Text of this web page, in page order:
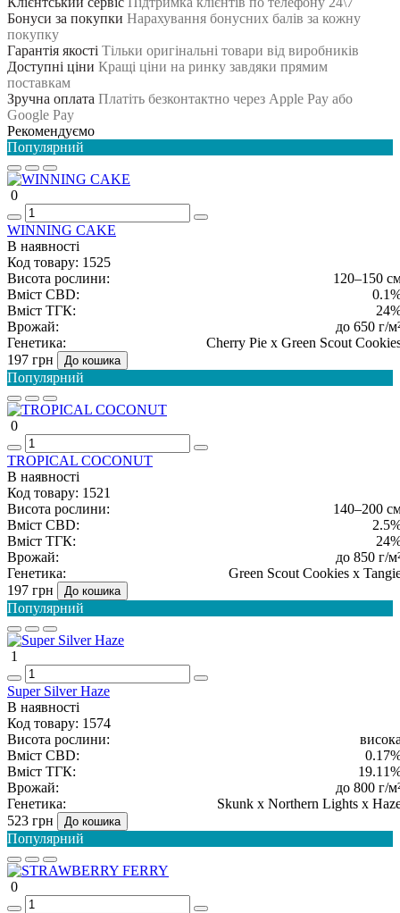
Бонуси за покупки Нарахування бонусних балів за кожну
покупку
Гарантія якості Тільки оригінальні товари від виробників
Доступні ціни Кращі ціни на ринку завдяки прямим
поставкам
Зручна оплата Платіть безконтактно через Apple Pay або
Google Pay
Рекомендуємо
Популярний
0
WINNING CAKE
В наявності
Код товару: 1525
Висота рослини:
120–150
Вміст CBD:
Вміст ТГК:
Врожай:
до 650 г/
Генетика:
Cherry Pie x Green Scout
197 грн
До кошика
Популярний
0
TROPICAL COCONUT
В наявності
Код товару: 1521
Висота рослини:
140–200
Вміст CBD:
Вміст ТГК:
Врожай:
до 850 г/
Генетика:
Green Scout Cookies x
197 грн
До кошика
Популярний
1
Super Silver Haze
В наявності
Код товару: 1574
Висота рослини:
Вміст CBD:
Вміст ТГК:
Врожай:
до 800 г/
Генетика:
Skunk x Northern Lights x
523 грн
До кошика
Популярний
0